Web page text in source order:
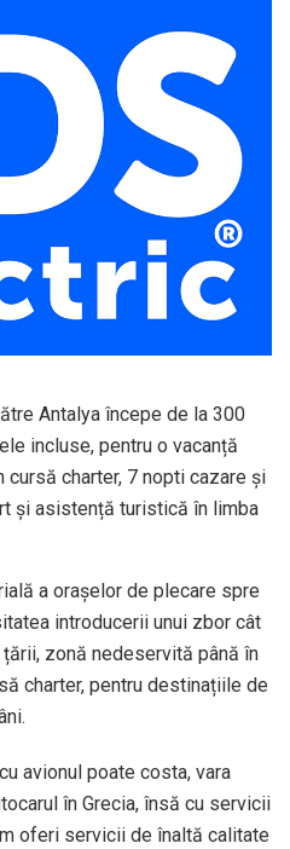
Antalya începe de la 300
incluse, pentru o vacanță
cursă charter, 7 nopti cazare și
și asistență turistică în limba
a orașelor de plecare spre
introducerii unui zbor cât
zonă nedeservită până în
charter, pentru destinațiile de
avionul poate costa, vara
în Grecia, însă cu servicii
oferi servicii de înaltă calitate